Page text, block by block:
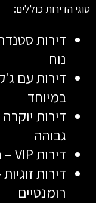
סוגי הדירות כוללים:
דירות
נוח
דירות עם
במיוחד
דירות
גבוהה
דירות VIP – השיא של יוקרה ופינוק מושלם
דירות
רומנטיים